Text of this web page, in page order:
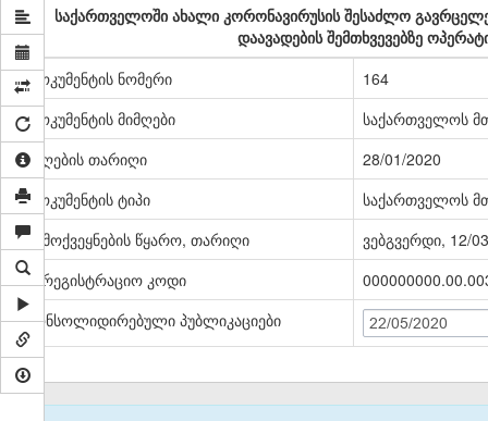
საქართველოში ახალი კორონავირუსის შესაძლო
დაავადების შემთხვევებზე
დოკუმენტის ნომერი
164
დოკუმენტის მიმღები
საქართველოს
მიღების თარიღი
28/01/2020
დოკუმენტის ტიპი
საქართველოს
გამოქვეყნების წყარო, თარიღი
ვებგვერდი, 12/
სარეგისტრაციო კოდი
კონსოლიდირებული პუბლიკაციები
22/05/2020